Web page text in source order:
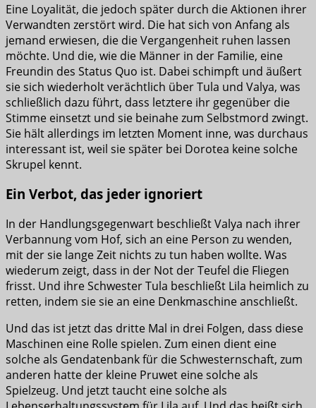
Eine Loyalität, die jedoch später durch die Aktionen ihrer
Verwandten zerstört wird. Die hat sich von Anfang als
jemand erwiesen, die die Vergangenheit ruhen lassen
möchte. Und die, wie die Männer in der Familie, eine
Freundin des Status Quo ist. Dabei schimpft und äußert
sie sich wiederholt verächtlich über Tula und Valya, was
schließlich dazu führt, dass letztere ihr gegenüber die
Stimme einsetzt und sie beinahe zum Selbstmord zwingt.
Sie hält allerdings im letzten Moment inne, was durchaus
interessant ist, weil sie später bei Dorotea keine solche
Skrupel kennt.
Ein Verbot, das jeder ignoriert
In der Handlungsgegenwart beschließt Valya nach ihrer
Verbannung vom Hof, sich an eine Person zu wenden,
mit der sie lange Zeit nichts zu tun haben wollte. Was
wiederum zeigt, dass in der Not der Teufel die Fliegen
frisst. Und ihre Schwester Tula beschließt Lila heimlich zu
retten, indem sie sie an eine Denkmaschine anschließt.
Und das ist jetzt das dritte Mal in drei Folgen, dass diese
Maschinen eine Rolle spielen. Zum einen dient eine
solche als Gendatenbank für die Schwesternschaft, zum
anderen hatte der kleine Pruwet eine solche als
Spielzeug. Und jetzt taucht eine solche als